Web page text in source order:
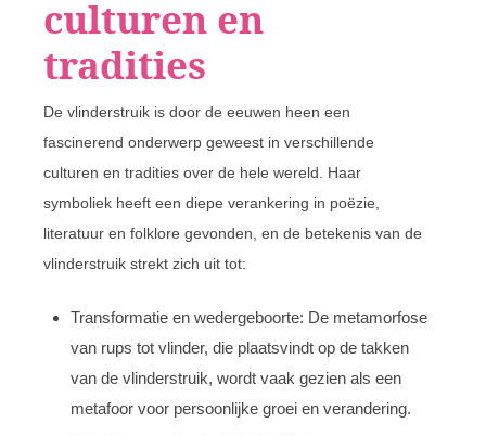
culturen en
tradities
De vlinderstruik is door de eeuwen heen een
fascinerend onderwerp geweest in verschillende
culturen en tradities over de hele wereld. Haar
symboliek heeft een diepe verankering in poëzie,
literatuur en folklore gevonden, en de betekenis van de
vlinderstruik strekt zich uit tot:
Transformatie en wedergeboorte: De metamorfose
van rups tot vlinder, die plaatsvindt op de takken
van de vlinderstruik, wordt vaak gezien als een
metafoor voor persoonlijke groei en verandering.